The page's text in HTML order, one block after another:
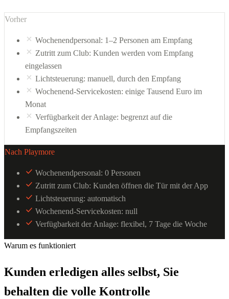
Vorher
Wochenendpersonal: 1–2 Personen am Empfang
Zutritt zum Club: Kunden werden vom Empfang
eingelassen
Lichtsteuerung: manuell, durch den Empfang
Wochenend-Servicekosten: einige Tausend Euro im
Monat
Verfügbarkeit der Anlage: begrenzt auf die
Empfangszeiten
Nach Playmore
Wochenendpersonal: 0 Personen
Zutritt zum Club: Kunden öffnen die Tür mit der App
Lichtsteuerung: automatisch
Wochenend-Servicekosten: null
Verfügbarkeit der Anlage: flexibel, 7 Tage die Woche
Warum es funktioniert
Kunden erledigen alles selbst, Sie
behalten die volle Kontrolle